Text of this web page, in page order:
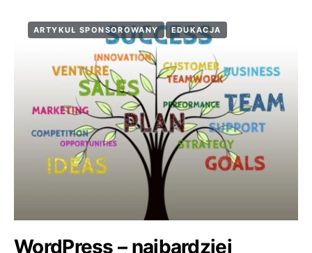
ARTYKUŁ SPONSOROWANY EDUKACJA
WordPress – najbardziej